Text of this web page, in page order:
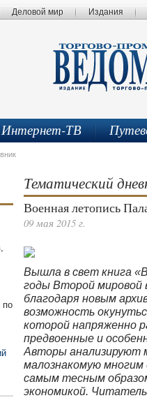
Деловой мир Издания
Интернет-ТВ
по
Тематический
Военная летопись
09 мая 2015 г.
Вышла в свет книга
годы Второй мировой
благодаря новым
возможность
которой напряженно
предвоенные и
Авторы анализируют
малознакомую
самым тесным
экономикой.